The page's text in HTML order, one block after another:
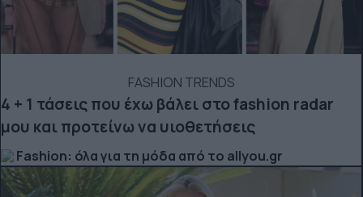
FASHION TRENDS
4 + 1 τάσεις που έχω βάλει στο fashion radar
μου και προτείνω να υιοθετήσεις
Fashion: όλα για τη μόδα από το allyou.gr